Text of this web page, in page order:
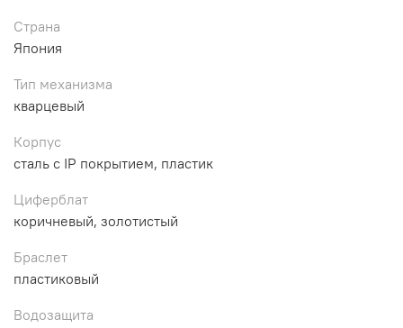
Страна
Япония
Тип механизма
кварцевый
Корпус
сталь с IP покрытием, пластик
Циферблат
коричневый, золотистый
Браслет
пластиковый
Водозащита